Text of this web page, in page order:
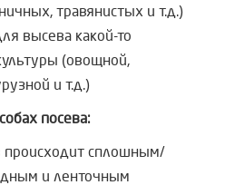
травянистых и т.д.)
высева какой-то
(овощной,
и т.д.)
посева:
происходит сплошным/
и ленточным